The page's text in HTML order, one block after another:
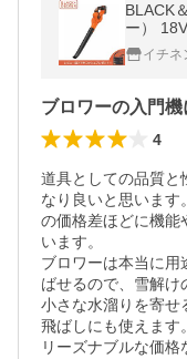
BLACK
ー）
ウム充
イチネ
ブロワーの入門機
4
道具としての品質と
なり良いと思いま
の価格差ほどに機能
います。
ブロワーは本当に用
ばせるので、雪解け
小さな水溜りを寄せ
飛ばしにも使えます。
リーズナブルな価